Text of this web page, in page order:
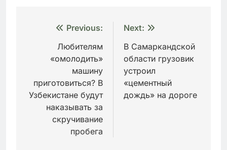
Навигация
записям
Previous:
Любителям
«омолодить»
машину
приготовиться? В
Узбекистане будут
наказывать за
скручивание
пробега
Next:
В Самаркандской
области грузовик
устроил
«цементный
дождь» на дороге